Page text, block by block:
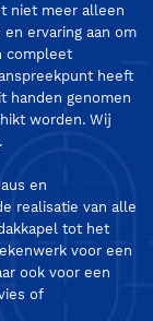
niet meer alleen
ervaring aan om
compleet
heeft
handen genomen
worden. Wij
en
realisatie van alle
tot het
voor een
ook voor een
of